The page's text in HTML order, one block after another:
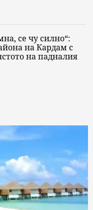
се чу силно“:
на Кардам с
на падналия